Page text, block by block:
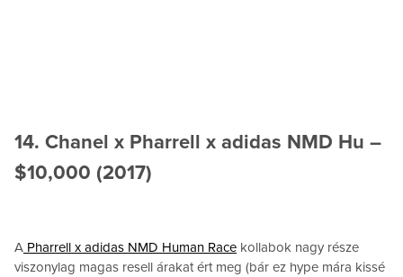
14. Chanel x Pharrell x adidas NMD Hu –
$10,000 (2017)
A Pharrell x adidas NMD Human Race kollabok nagy része
viszonylag magas resell árakat ért meg (bár ez hype mára kissé